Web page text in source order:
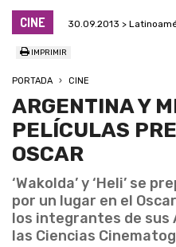
CINE 30.09.2013 >
IMPRIMIR
PORTADA CINE
ARGENTINA Y
PELÍCULAS
OSCAR
‘Wakolda’ y ‘Heli’ se
por un lugar en el
los integrantes de sus
las Ciencias